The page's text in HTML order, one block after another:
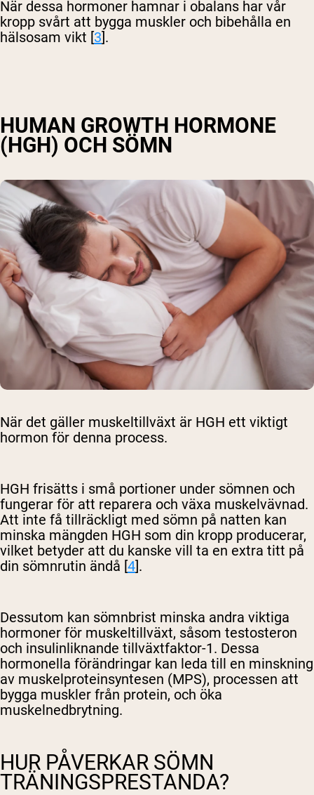
När dessa hormoner hamnar i obalans har vår
kropp svårt att bygga muskler och bibehålla en
hälsosam vikt [3].
HUMAN GROWTH HORMONE
(HGH) OCH SÖMN
När det gäller muskeltillväxt är HGH ett viktigt
hormon för denna process.
HGH frisätts i små portioner under sömnen och
fungerar för att reparera och växa muskelvävnad.
Att inte få tillräckligt med sömn på natten kan
minska mängden HGH som din kropp producerar,
vilket betyder att du kanske vill ta en extra titt på
din sömnrutin ändå [4].
Dessutom kan sömnbrist minska andra viktiga
hormoner för muskeltillväxt, såsom testosteron
och insulinliknande tillväxtfaktor-1. Dessa
hormonella förändringar kan leda till en minskning
av muskelproteinsyntesen (MPS), processen att
bygga muskler från protein, och öka
muskelnedbrytning.
HUR PÅVERKAR SÖMN
TRÄNINGSPRESTANDA?